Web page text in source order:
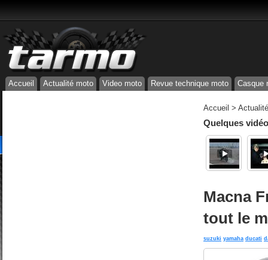
Accueil Actualité moto Video moto Revue technique moto Casque
Accueil >
Quelques
Macna
tout le
suzuki yamaha ducati